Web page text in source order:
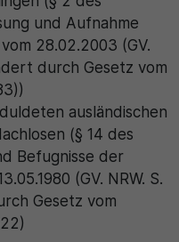
und Aufnahme
28.02.2003 (GV.
durch Gesetz vom
ausländischen
(§ 14 des
Befugnisse der
(GV. NRW. S.
Gesetz vom
um
zu speichern.